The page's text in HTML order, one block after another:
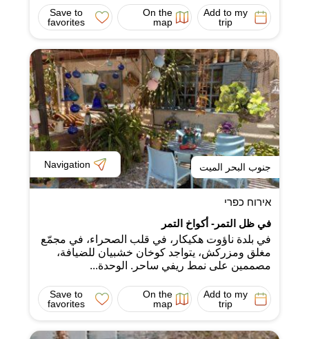
Add to my
trip
On the
map
Save to
favorites
جنوب البحر الميت Navigation
אירוח כפרי
في ظل التمر- أكواخ التمر
في بلدة ناؤوت هكيكار، في قلب الصحراء، في مجمّع
مغلق ومزركش، يتواجد كوخان خشبيان للضيافة،
مصممين على نمط ريفي ساحر. الوحدة...
Add to my
trip
On the
map
Save to
favorites